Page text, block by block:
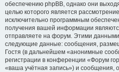
обеспечению phpBB, однако они
целью которого является
исключительно программным
получения вашей информации
отправляете на форум. Этими
следующие данные: сообщения,
Гостя (в дальнейшем «анонимные
регистрации в конференции «Форум
«ваша учётная запись») и сообщения,